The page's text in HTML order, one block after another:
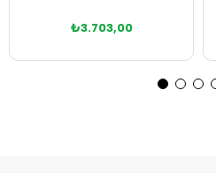
₺3.703,00